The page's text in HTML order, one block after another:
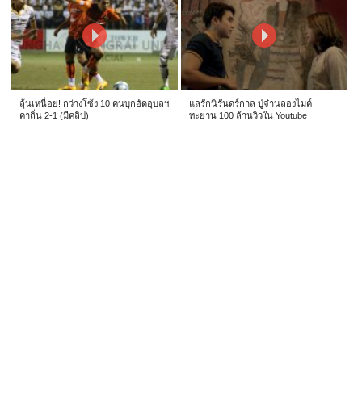
ลุ้นเหนื่อย! กว่างโซ้ง 10 คนบุกอัดอุบลฯ
คาถิ่น 2-1 (มีคลิป)
แลรักนิรันดร์กาล ปู่จ๋านลองไมค์
ทะยาน 100 ล้านวิวใน Youtube